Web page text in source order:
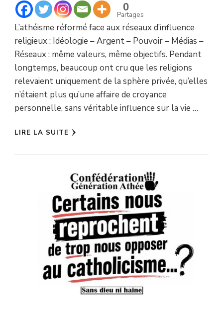
0
Partages
L’athéisme réformé face aux réseaux d’influence
religieux : Idéologie – Argent – Pouvoir – Médias –
Réseaux : même valeurs, même objectifs. Pendant
longtemps, beaucoup ont cru que les religions
relevaient uniquement de la sphère privée, qu’elles
n’étaient plus qu’une affaire de croyance
personnelle, sans véritable influence sur la vie …
LIRE LA SUITE